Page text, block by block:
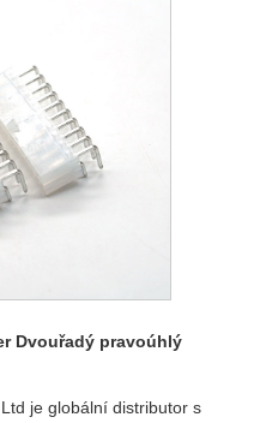
Dvouřadý pravoúhlý
je globální distributor s